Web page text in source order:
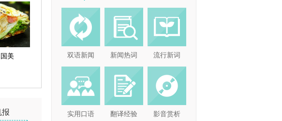
美
报
双语新闻 新闻热词 流行新词
实用口语 翻译经验 影音赏析